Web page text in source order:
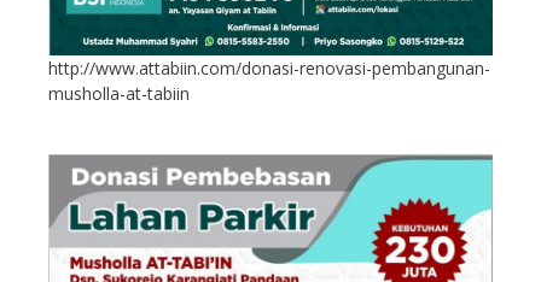
http://www.attabiin.com/donasi-renovasi-pembangunan-
musholla-at-tabiin